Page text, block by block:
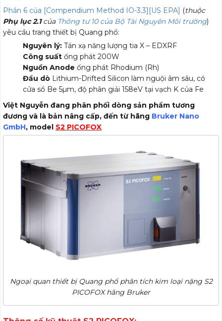
Phần 6 của [Compendium Method IO-3.3][US EPA] (thuộc
Phụ lục 2.1của Thông tư 10 của Bộ Tài Nguyên Môi trường)
yêu cầu trang thiết bị Quang phổ:
Nguyên lý: Tán xạ năng lượng tia X – EDXRF
Công suất ống phát 200W
Nguồn Anode ống phát Rhodium (Rh)
Đầu dò Lithium-Drifted Silicon làm nguội âm sâu, có
cửa sổ Be 5µm, độ phân giải 158eV tại vạch K của Fe
Việt Nguyễn đang phân phối dòng sản phẩm tương
đương và là bản nâng cấp, đến từ hãng Bruker Nano
GmbH, model S2 PICOFOX
Ngoại quan thiết bị Quang phổ phân tích kim loại nặng S2
PICOFOX hãng Bruker